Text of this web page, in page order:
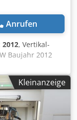
Anrufen
2012, Vertikal-
Baujahr 2012
mit 10
sl,
davon
von
Kleinanzeige